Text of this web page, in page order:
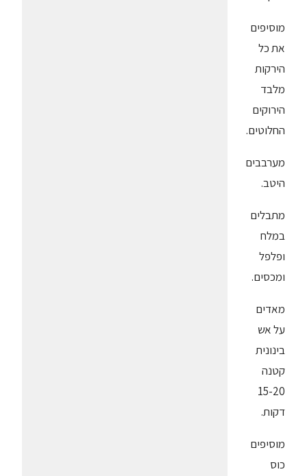
מוסיפים
את כל
הירקות
מלבד
הירוקים
החלוטים.
מערבבים
היטב.
מתבלים
במלח
ופלפל
ומכסים.
מאדים
על אש
בינונית
קטנה
15-20
דקות.
מוסיפים
כוס